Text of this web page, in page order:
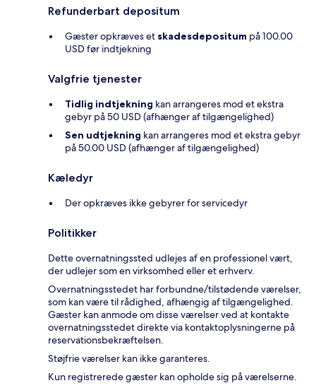
Refunderbart depositum
Gæster opkræves et skadesdepositum på 100.00
USD før indtjekning
Valgfrie tjenester
Tidlig indtjekning kan arrangeres mod et ekstra
gebyr på 50 USD (afhænger af tilgængelighed)
Sen udtjekning kan arrangeres mod et ekstra gebyr
på 50.00 USD (afhænger af tilgængelighed)
Kæledyr
Der opkræves ikke gebyrer for servicedyr
Politikker
Dette overnatningssted udlejes af en professionel vært,
der udlejer som en virksomhed eller et erhverv.
Overnatningsstedet har forbundne/tilstødende værelser,
som kan være til rådighed, afhængig af tilgængelighed.
Gæster kan anmode om disse værelser ved at kontakte
overnatningsstedet direkte via kontaktoplysningerne på
reservationsbekræftelsen.
Støjfrie værelser kan ikke garanteres.
Kun registrerede gæster kan opholde sig på værelserne.